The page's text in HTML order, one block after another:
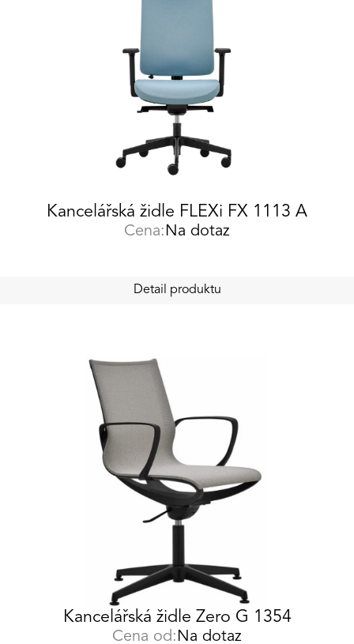
Kancelářská židle FLEXi FX 1113 A
Cena: Na dotaz
Detail produktu
Kancelářská židle Zero G 1354
Cena od: Na dotaz